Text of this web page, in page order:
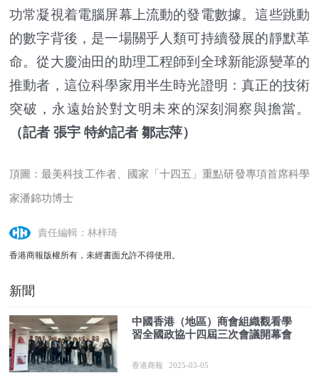
功常凝視着電腦屏幕上流動的發電數據。這些跳動
的數字背後，是一場關乎人類可持續發展的靜默革
命。從大慶油田的助理工程師到全球新能源變革的
推動者，這位科學家用半生時光證明：真正的技術
突破，永遠始於對文明未來的深刻洞察與擔當。
（記者 張宇 特約記者 鄒志萍）
頂圖：最美科技工作者、國家「十四五」重點研發專項首席科學
家潘錦功博士
責任編輯：林梓琦
香港商報版權所有，未經書面允許不得使用。
新聞
中國香港（地區）商會組織觀看學
習全國政協十四屆三次會議開幕會
香港商報 2025-03-05